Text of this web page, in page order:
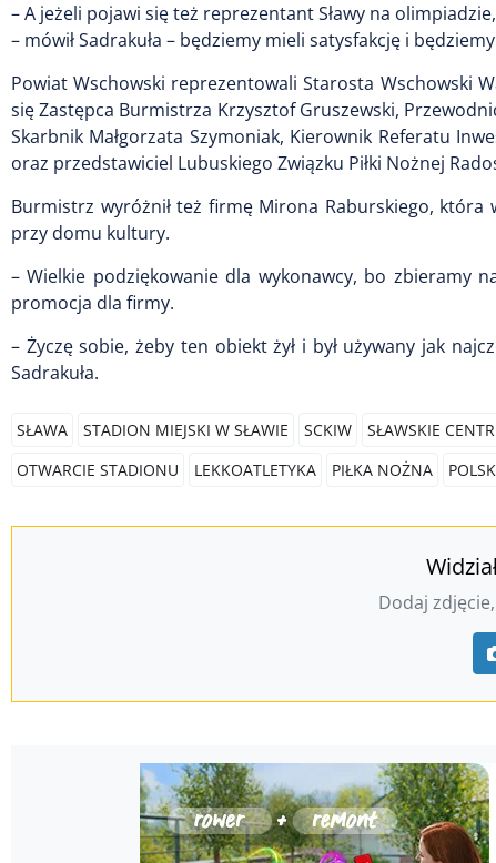
– A jeżeli pojawi się też reprezentant Sławy na
– mówił Sadrakuła – będziemy mieli satysfakcję i
Powiat Wschowski reprezentowali Starosta Wschowski
się Zastępca Burmistrza Krzysztof Gruszewski,
Skarbnik Małgorzata Szymoniak, Kierownik Referatu
oraz przedstawiciel Lubuskiego Związku Piłki Nożnej
Burmistrz wyróżnił też firmę Mirona Raburskiego, która
przy domu kultury.
– Wielkie podziękowanie dla wykonawcy, bo zbieramy
promocja dla firmy.
– Życzę sobie, żeby ten obiekt żył i był używany jak
Sadrakuła.
SŁAWA STADION MIEJSKI W SŁAWIE SCKIW SŁAWSKIE
OTWARCIE STADIONU
LEKKOATLETYKA PIŁKA NOŻNA
Dodaj